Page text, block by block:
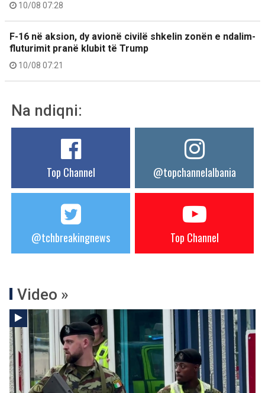
10/08 07:28
F-16 në aksion, dy avionë civilë shkelin zonën e ndalim-
fluturimit pranë klubit të Trump
10/08 07:21
Na ndiqni:
Top Channel @topchannelalbania
@tchbreakingnews Top Channel
Video »